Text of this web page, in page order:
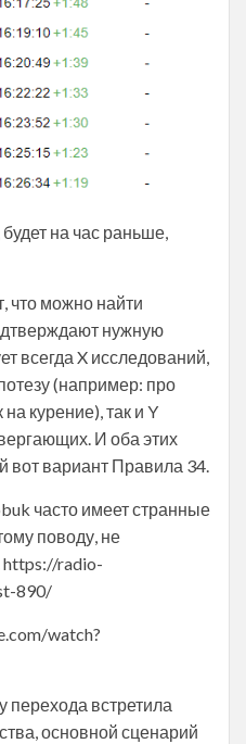
на час раньше,
что можно найти
нужную
всегда X исследований,
(например: про
курение), так и Y
И оба этих
вот вариант Правила 34.
часто имеет странные
поводу, не
https://radio-
890/
watch?
перехода встретила
основной сценарий